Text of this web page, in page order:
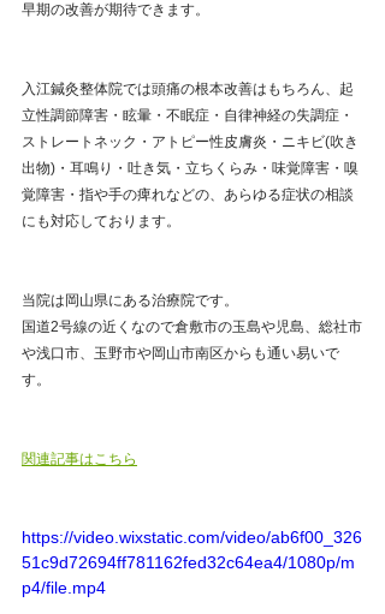
早期の改善が期待できます。
入江鍼灸整体院では頭痛の根本改善はもちろん、起
立性調節障害・眩暈・不眠症・自律神経の失調症・
ストレートネック・アトピー性皮膚炎・ニキビ(吹き
出物)・耳鳴り・吐き気・立ちくらみ・味覚障害・嗅
覚障害・指や手の痺れなどの、あらゆる症状の相談
にも対応しております。
当院は岡山県にある治療院です。
国道2号線の近くなので倉敷市の玉島や児島、総社市
や浅口市、玉野市や岡山市南区からも通い易いで
す。
関連記事はこちら
https://video.wixstatic.com/video/ab6f00_326
51c9d72694ff781162fed32c64ea4/1080p/m
p4/file.mp4